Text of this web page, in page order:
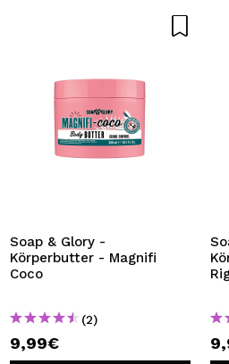
Soap & Glory -
Körperbutter - Magnifi
Coco
(2)
9,99€